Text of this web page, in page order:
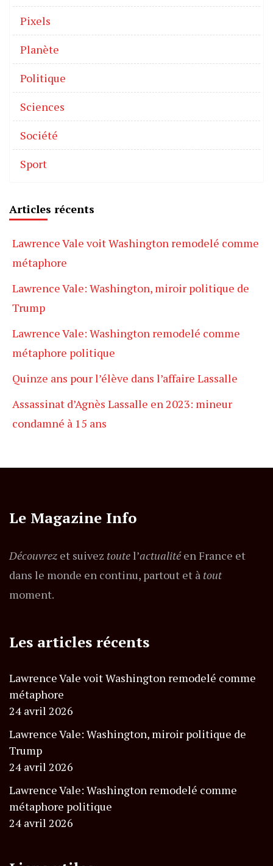
Pixels
Planète
Politique
Sciences
Société
Sport
Articles récents
Lawrence Vale voit Washington remodelé comme
métaphore
Lawrence Vale: Washington, miroir politique de
Trump
Lawrence Vale: Washington remodelé comme
métaphore politique
Quinze ans pour l’élève dans l’affaire Lassalle
Assassinat d’Agnès Lassalle en 2023: mineur
condamné à 15 ans
Le Magazine Info
Découvrez et suivez toutel’actualitéen France et
dans le monde en continu, partout et à tout
moment.
Les articles récents
Lawrence Vale voit Washington remodelé comme
métaphore
24 avril 2026
Lawrence Vale: Washington, miroir politique de
Trump
24 avril 2026
Lawrence Vale: Washington remodelé comme
métaphore politique
24 avril 2026